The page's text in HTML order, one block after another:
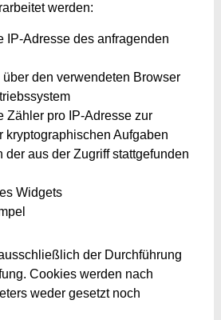
werden:
IP-Adresse des anfragenden
über den verwendeten Browser
Zähler pro IP-Adresse zur
kryptographischen Aufgaben
der aus der Zugriff stattgefunden
Widgets
der Durchführung
Cookies werden nach
weder gesetzt noch